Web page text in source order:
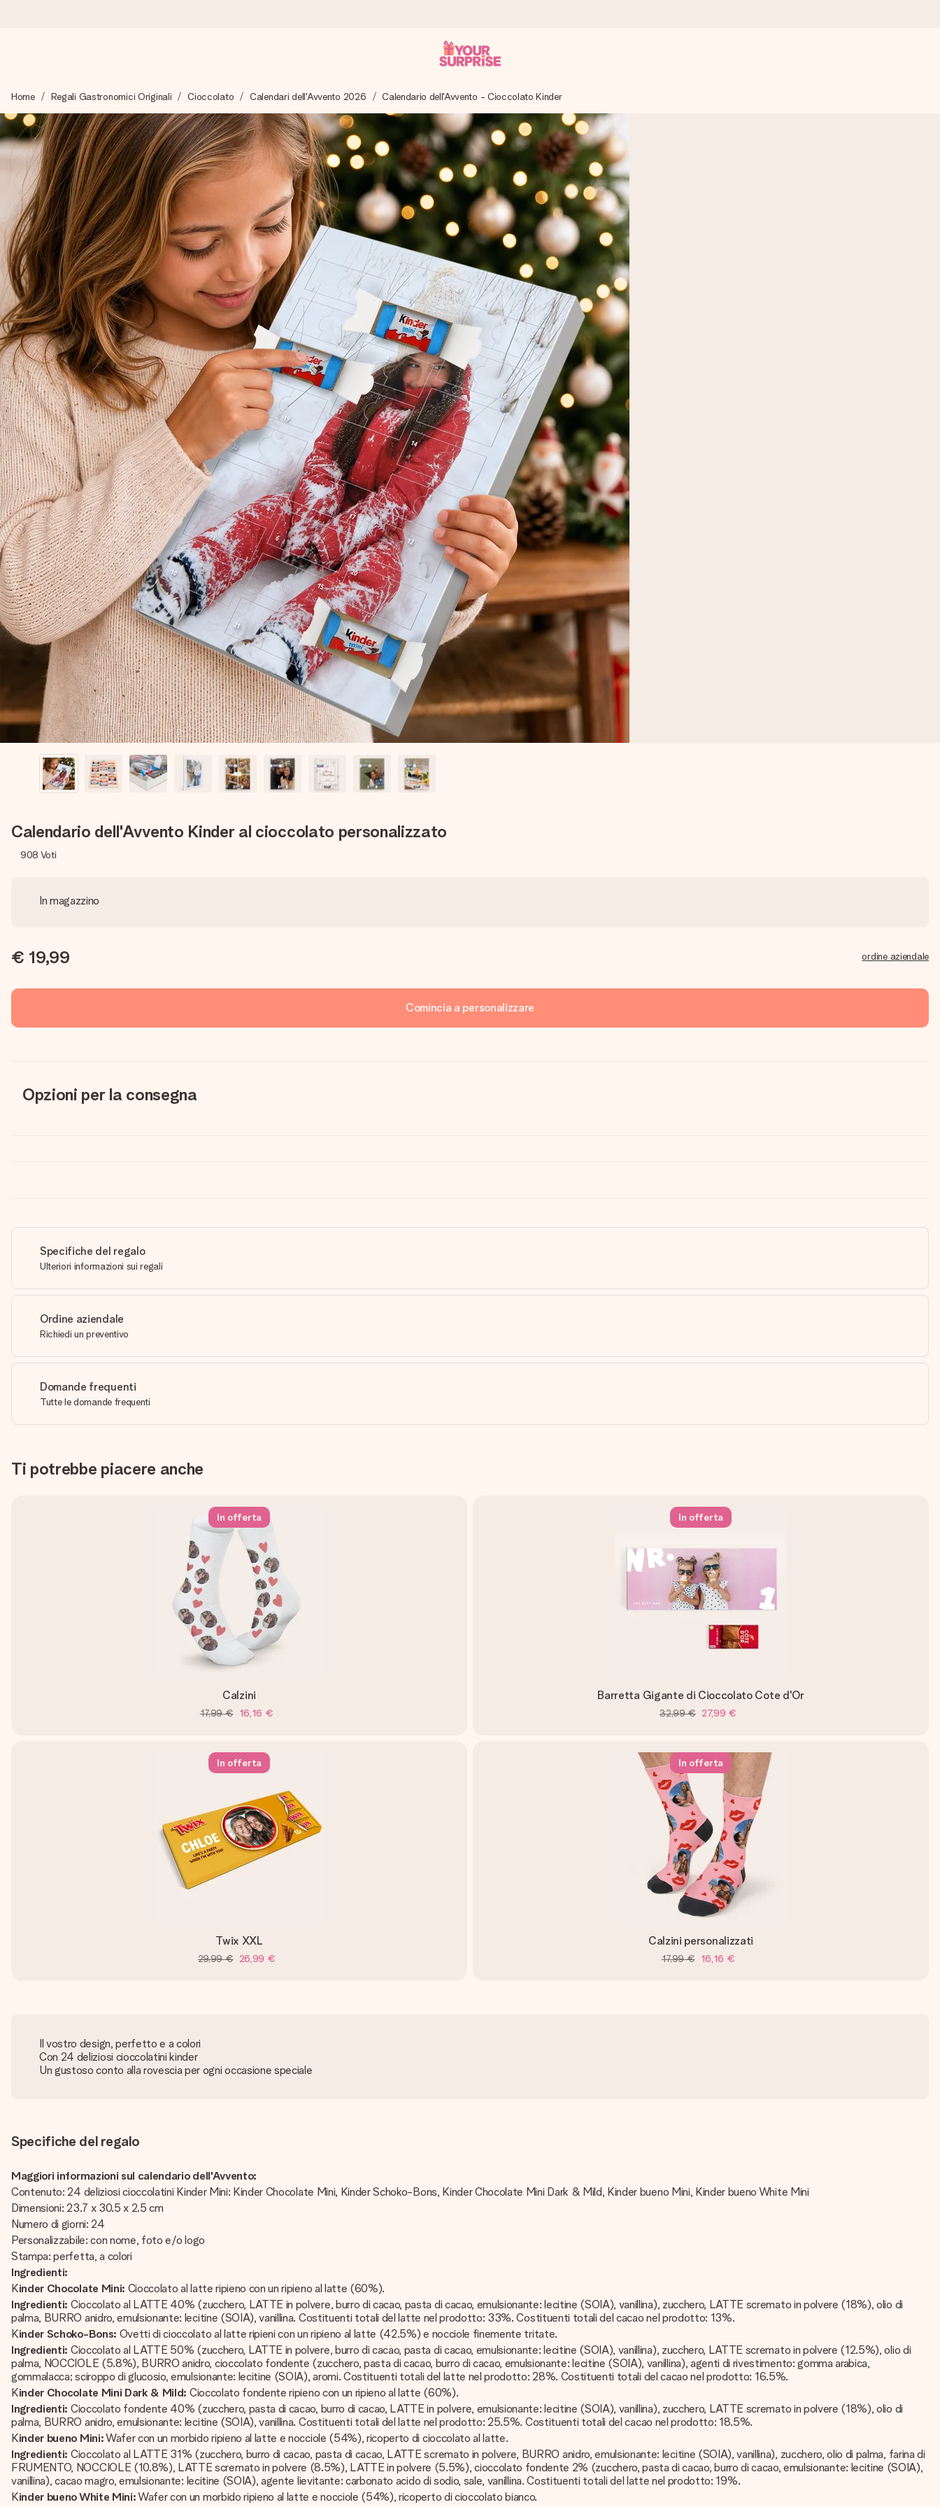
Prepariamo il tuo regalo con attenzione e lo spediamo in un lampo – così potrai consegnarlo al momento giusto, quando conta davvero.
4,7 (basato su +15.000 recensioni)
I nostri regali ispirano. I clienti ci valutano 4,7 su Google Reviews.
Biglietto d'auguri gratuito
Realizza qualcosa di unico in pochi passi – con il suo nome, una tua foto o un messaggio che tocchi il cuore. Nessuna complicazione, solo tanto amore per il momento
perfetto.
Home Regali Gastronomici Originali Cioccolato Calendari dell'Avvento 2026 Calendario dell'Avvento - Cioccolato Kinder
Calendario dell'Avvento Kinder al cioccolato personalizzato
908 Voti
In magazzino
€ 19,99 ordine aziendale
Comincia a personalizzare
Opzioni per la consegna
Specifiche del regalo
Ulteriori informazioni sui regali
Ordine aziendale
Richiedi un preventivo
Domande frequenti
Tutte le domande frequenti
Ti potrebbe piacere anche
In offerta
Calzini
17,99 € 16,16 €
In offerta
Barretta Gigante di Cioccolato Cote d'Or
32,99 € 27,99 €
In offerta
Twix XXL
29,99 € 26,99 €
In offerta
Calzini personalizzati
17,99 € 16,16 €
Il vostro design, perfetto e a colori
Con 24 deliziosi cioccolatini kinder
Un gustoso conto alla rovescia per ogni occasione speciale
Specifiche del regalo
Maggiori informazioni sul calendario dell'Avvento:
Contenuto: 24 deliziosi cioccolatini Kinder Mini: Kinder Chocolate Mini, Kinder Schoko-Bons, Kinder Chocolate Mini Dark & Mild, Kinder bueno Mini, Kinder bueno White Mini
Dimensioni: 23.7 x 30.5 x 2.5 cm
Numero di giorni: 24
Personalizzabile: con nome, foto e/o logo
Stampa: perfetta, a colori
Ingredienti:
Kinder Chocolate Mini: Cioccolato al latte ripieno con un ripieno al latte (60%).
Ingredienti: Cioccolato al LATTE 40% (zucchero, LATTE in polvere, burro di cacao, pasta di cacao, emulsionante: lecitine (SOIA), vanillina), zucchero, LATTE scremato in polvere (18%), olio di
palma, BURRO anidro, emulsionante: lecitine (SOIA), vanillina. Costituenti totali del latte nel prodotto: 33%. Costituenti totali del cacao nel prodotto: 13%.
Kinder Schoko-Bons: Ovetti di cioccolato al latte ripieni con un ripieno al latte (42.5%) e nocciole finemente tritate.
Ingredienti: Cioccolato al LATTE 50% (zucchero, LATTE in polvere, burro di cacao, pasta di cacao, emulsionante: lecitine (SOIA), vanillina), zucchero, LATTE scremato in polvere (12.5%), olio di
palma, NOCCIOLE (5.8%), BURRO anidro, cioccolato fondente (zucchero, pasta di cacao, burro di cacao, emulsionante: lecitine (SOIA), vanillina), agenti di rivestimento: gomma arabica,
gommalacca; sciroppo di glucosio, emulsionante: lecitine (SOIA), aromi. Costituenti totali del latte nel prodotto: 28%. Costituenti totali del cacao nel prodotto: 16.5%.
Kinder Chocolate Mini Dark & Mild: Cioccolato fondente ripieno con un ripieno al latte (60%).
Ingredienti: Cioccolato fondente 40% (zucchero, pasta di cacao, burro di cacao, LATTE in polvere, emulsionante: lecitine (SOIA), vanillina), zucchero, LATTE scremato in polvere (18%), olio di
palma, BURRO anidro, emulsionante: lecitine (SOIA), vanillina. Costituenti totali del latte nel prodotto: 25.5%. Costituenti totali del cacao nel prodotto: 18.5%.
Kinder bueno Mini:Wafer con un morbido ripieno al latte e nocciole (54%), ricoperto di cioccolato al latte.
Ingredienti: Cioccolato al LATTE 31% (zucchero, burro di cacao, pasta di cacao, LATTE scremato in polvere, BURRO anidro, emulsionante: lecitine (SOIA), vanillina), zucchero, olio di palma, farina di
FRUMENTO, NOCCIOLE (10.8%), LATTE scremato in polvere (8.5%), LATTE in polvere (5.5%), cioccolato fondente 2% (zucchero, pasta di cacao, burro di cacao, emulsionante: lecitine (SOIA),
vanillina), cacao magro, emulsionante: lecitine (SOIA), agente lievitante: carbonato acido di sodio, sale, vanillina. Costituenti totali del latte nel prodotto: 19%.
Kinder bueno White Mini:Wafer con un morbido ripieno al latte e nocciole (54%), ricoperto di cioccolato bianco.